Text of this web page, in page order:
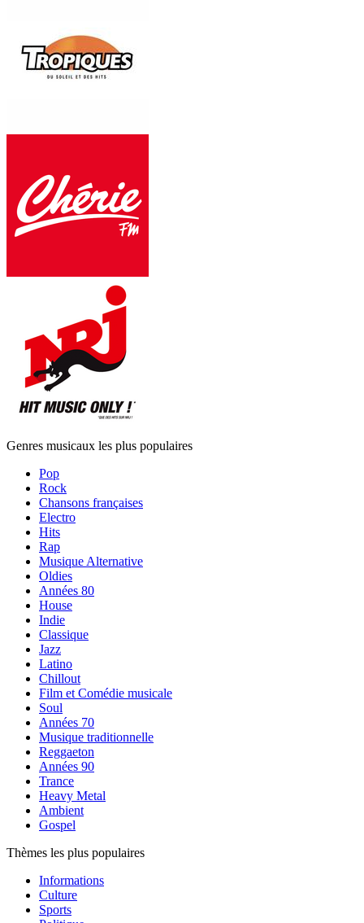
Genres musicaux les plus populaires
Pop
Rock
Chansons françaises
Electro
Hits
Rap
Musique Alternative
Oldies
Années 80
House
Indie
Classique
Jazz
Latino
Chillout
Film et Comédie musicale
Soul
Années 70
Musique traditionnelle
Reggaeton
Années 90
Trance
Heavy Metal
Ambient
Gospel
Thèmes les plus populaires
Informations
Culture
Sports